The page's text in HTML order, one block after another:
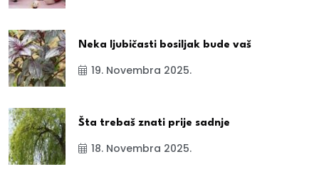
Neka ljubičasti bosiljak bude vaš
19. Novembra 2025.
Šta trebaš znati prije sadnje
18. Novembra 2025.